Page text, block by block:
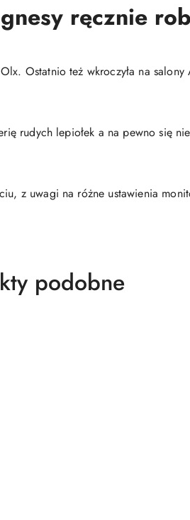
ręcznie
Ostatnio też wkroczyła na
rudych lepiołek a na pewno się
z uwagi na różne ustawienia
podobne